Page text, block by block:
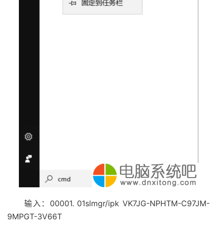
输入：00001. 01slmgr/ipk VK7JG-NPHTM-C97JM-
9MPGT-3V66T